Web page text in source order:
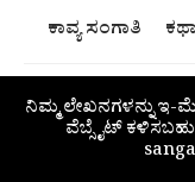
ಕಾವ್ಯ ಸಂಗಾತಿ
ನಿಮ್ಮ ಲೇಖನಗಳನ್ನು
ವೆಬ್ಸೈಟ್